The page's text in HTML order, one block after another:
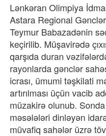
Lənkəran Olimpiya
Astara Regional
Teymur Babazadənin
keçirilib. Müşavirədə
qarşıda duran
rayonlarda gənclər
icrası, ümumi təşkilati
artırılması üçün vacib
müzakirə olunub.
məsələləri dinləyən
müvafiq sahələr üzrə